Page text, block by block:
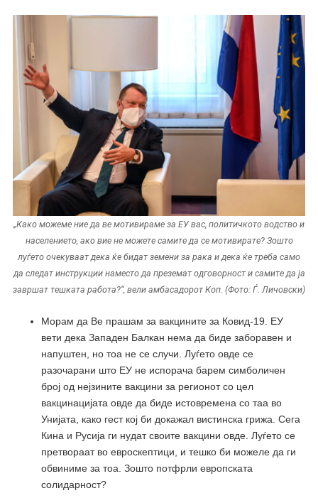
„Како можеме ние да ве мотивираме за ЕУ вас, политичкото водство и
населението, ако вие не можете самите да се мотивирате? Зошто
луѓето очекуваат дека ќе бидат земени за рака и дека ќе треба само
да следат инструкции наместо да преземат одговорност и самите да ја
завршат тешката работа?“, вели амбасадорот Коп. (Фото: Ѓ. Личовски)
Морам да Ве прашам за вакцините за Ковид-19. ЕУ
вети дека Западен Балкан нема да биде заборавен и
напуштен, но тоа не се случи. Луѓето овде се
разочарани што ЕУ не испорача барем симболичен
број од нејзините вакцини за регионот со цел
вакцинацијата овде да биде истовремена со таа во
Унијата, како гест кој би докажал вистинска грижа. Сега
Кина и Русија ги нудат своите вакцини овде. Луѓето се
претвораат во евроскептици, и тешко би можеле да ги
обвиниме за тоа. Зошто потфрли европската
солидарност?